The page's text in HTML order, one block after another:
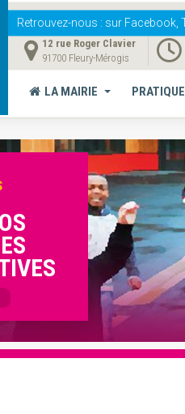
Retrouvez-nous : sur Facebook,
12 rue Roger Clavier
91700 Fleury-Mérogis
LA MAIRIE PRATIQUE
Petite enfance